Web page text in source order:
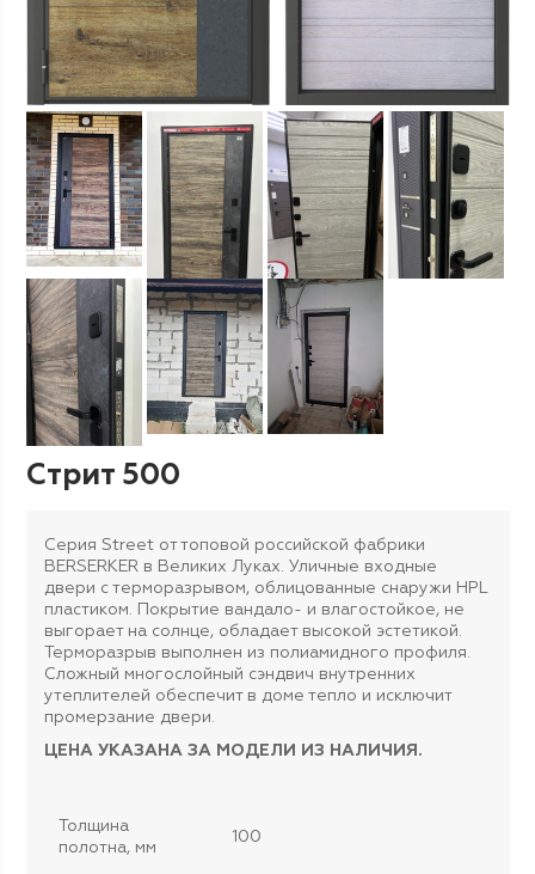
Стрит 500
Серия Street от топовой российской фабрики
BERSERKER в Великих Луках. Уличные входные
двери с терморазрывом, облицованные снаружи HPL
пластиком. Покрытие вандало- и влагостойкое, не
выгорает на солнце, обладает высокой эстетикой.
Терморазрыв выполнен из полиамидного профиля.
Сложный многослойный сэндвич внутренних
утеплителей обеспечит в доме тепло и исключит
промерзание двери.
ЦЕНА УКАЗАНА ЗА МОДЕЛИ ИЗ НАЛИЧИЯ.
Толщина
полотна, мм
100